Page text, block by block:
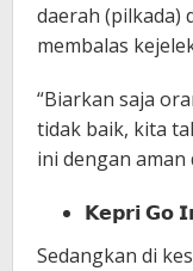
daerah (pilkada)
membalas
“Biarkan saja
tidak baik, kita
ini dengan aman
𝗞𝗲𝗽𝗿𝗶 𝗚𝗼
Sedangkan di